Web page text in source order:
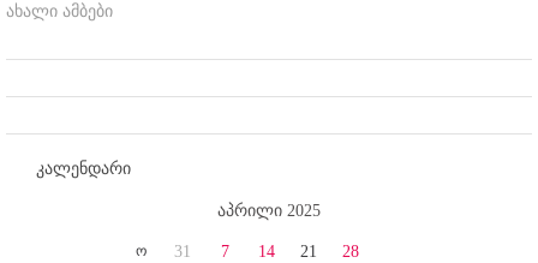
ახალი ამბები
კალენდარი
აპრილი 2025
ო 31 7 14 21 28